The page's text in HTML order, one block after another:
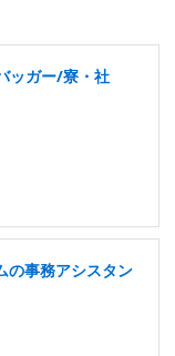
ッガー/寮・社
の事務アシスタン